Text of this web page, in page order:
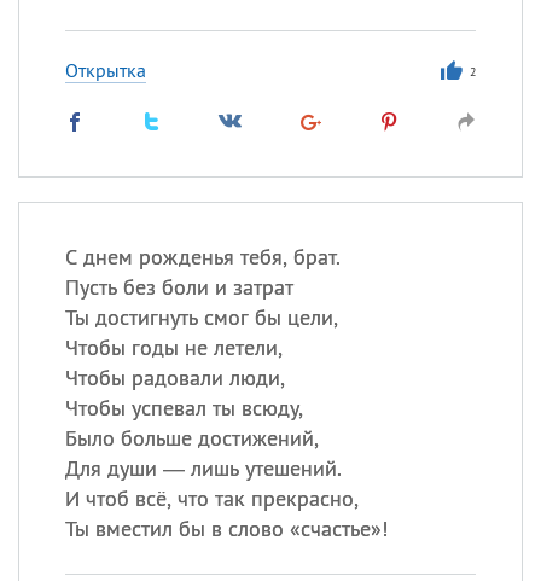
Открытка 2
С днем рожденья тебя, брат.
Пусть без боли и затрат
Ты достигнуть смог бы цели,
Чтобы годы не летели,
Чтобы радовали люди,
Чтобы успевал ты всюду,
Было больше достижений,
Для души — лишь утешений.
И чтоб всё, что так прекрасно,
Ты вместил бы в слово «счастье»!